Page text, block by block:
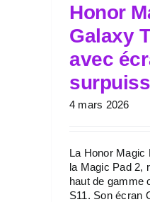
Honor
Galaxy
avec
4 mars 2026
La Honor Magic
la Magic Pad 2,
haut de gamme
S11. Son écran